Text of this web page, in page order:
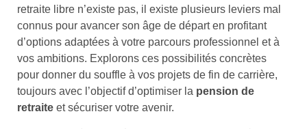
retraite libre n’existe pas, il existe plusieurs leviers mal
connus pour avancer son âge de départ en profitant
d’options adaptées à votre parcours professionnel et à
vos ambitions. Explorons ces possibilités concrètes
pour donner du souffle à vos projets de fin de carrière,
toujours avec l’objectif d’optimiser la pension de
retraite et sécuriser votre avenir.